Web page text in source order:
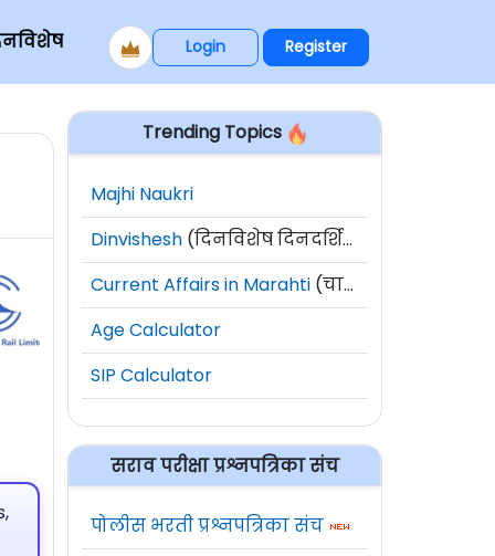
Login Register
Trending Topics
Majhi Naukri
Dinvishesh (दिनविशेष दिनदर्शिका)
Current Affairs in Marahti (चालू घडामोडी)
Age Calculator
SIP Calculator
सराव परीक्षा प्रश्नपत्रिका संच
पोलीस भरती प्रश्नपत्रिका संच